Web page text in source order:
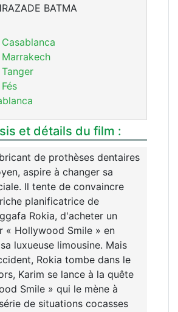
BATMA
et détails du film :
de prothèses dentaires
aspire à changer sa
Il tente de convaincre
planificatrice de
Rokia, d'acheter un
« Hollywood Smile » en
luxueuse limousine. Mais
Rokia tombe dans le
Karim se lance à la quête
Smile » qui le mène à
de situations cocasses